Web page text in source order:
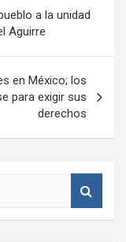
a la unidad
Aguirre
en México; los
para exigir sus
derechos